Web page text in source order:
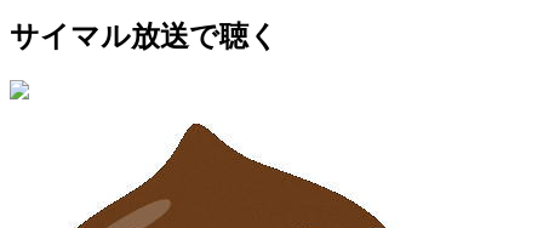
サイマル放送で聴く